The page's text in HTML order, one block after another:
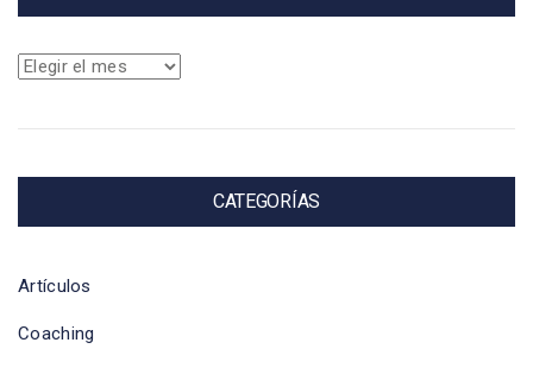
Archivos
CATEGORÍAS
Artículos
Coaching